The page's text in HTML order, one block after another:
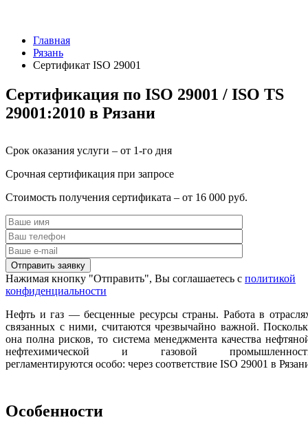
Главная
Рязань
Сертификат ISO 29001
Сертификация по ISO 29001 / ISO TS
29001:2010 в Рязани
Срок оказания услуги – от 1-го дня
Срочная сертификация при запросе
Стоимость получения сертификата – от 16 000 руб.
Нажимая кнопку "Отправить", Вы соглашаетесь с политикой
конфиденциальности
Нефть и газ — бесценные ресурсы страны. Работа в
связанных с ними, считаются чрезвычайно важной.
она полна рисков, то система менеджмента качества
нефтехимической и газовой
регламентируются особо: через соответствие ISO 29001 в
Особенности